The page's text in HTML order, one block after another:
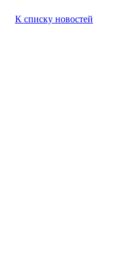
К списку новостей